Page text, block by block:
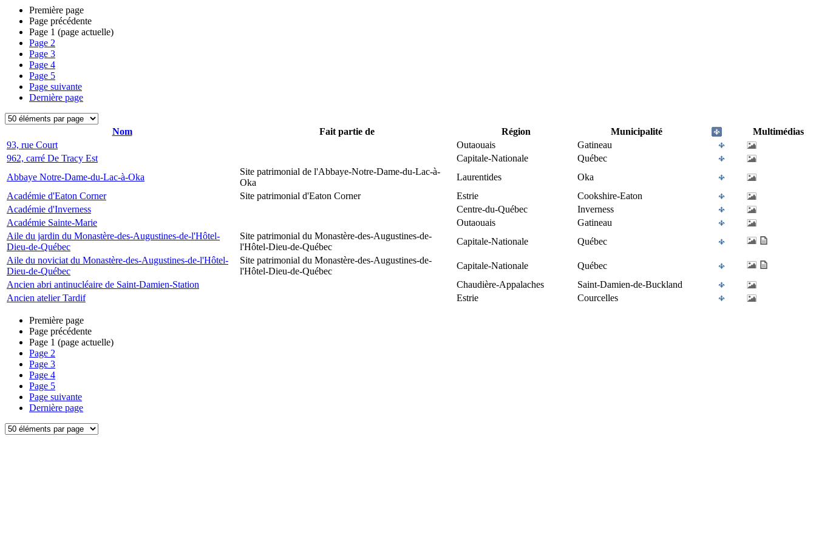
Première page
Page précédente
Page 1 (page actuelle)
Page 2
Page 3
Page 4
Page 5
Page suivante
Dernière page
Nom Fait partie de Région Municipalité
Multimédias
93, rue Court
Outaouais
Gatineau
962, carré De Tracy Est
Capitale-Nationale
Québec
Abbaye Notre-Dame-du-Lac-à-Oka
Site patrimonial de l'Abbaye-Notre-Dame-du-Lac-à-
Oka
Laurentides
Oka
Académie d'Eaton Corner
Site patrimonial d'Eaton Corner Estrie
Cookshire-Eaton
Académie d'Inverness
Centre-du-Québec
Inverness
Académie Sainte-Marie
Outaouais
Gatineau
Aile du jardin du Monastère-des-Augustines-de-l'Hôtel-
Dieu-de-Québec
Site patrimonial du Monastère-des-Augustines-de-
l'Hôtel-Dieu-de-Québec
Capitale-Nationale
Québec
Aile du noviciat du Monastère-des-Augustines-de-l'Hôtel-
Dieu-de-Québec
Site patrimonial du Monastère-des-Augustines-de-
l'Hôtel-Dieu-de-Québec
Capitale-Nationale
Québec
Ancien abri antinucléaire de Saint-Damien-Station
Chaudière-Appalaches
Saint-Damien-de-Buckland
Ancien atelier Tardif
Estrie Courcelles
Première page
Page précédente
Page 1 (page actuelle)
Page 2
Page 3
Page 4
Page 5
Page suivante
Dernière page